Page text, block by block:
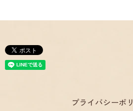
プライバシーポ